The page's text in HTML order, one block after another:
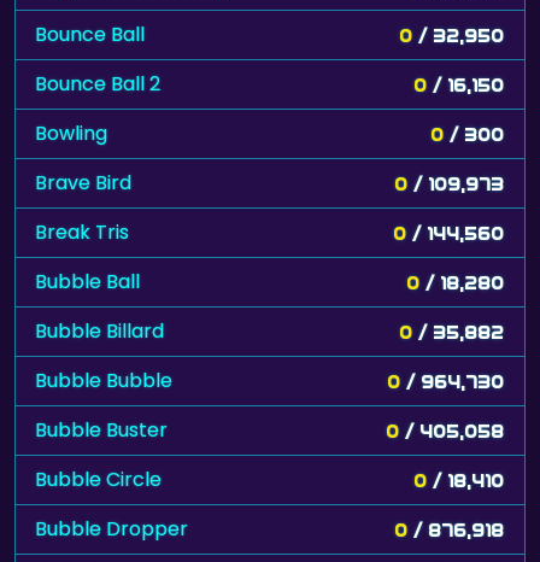
Bounce Ball 0 / 32,950
Bounce Ball 2 0 / 16,150
Bowling 0 / 300
Brave Bird 0 / 109,973
Break Tris 0 / 144,560
Bubble Ball 0 / 18,280
Bubble Billard 0 / 35,882
Bubble Bubble 0 / 964,730
Bubble Buster 0 / 405,058
Bubble Circle 0 / 18,410
Bubble Dropper 0 / 876,918